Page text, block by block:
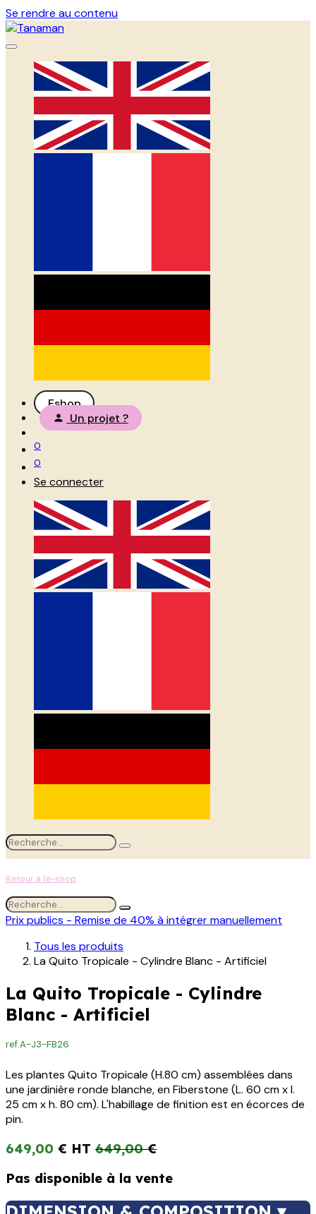
Se rendre au contenu
Eshop
Un projet ?
0
0
Se connecter
Retour à l'e-shop
Prix publics - Remise de 40% à intégrer manuellement
Tous les produits
La Quito Tropicale - Cylindre Blanc - Artificiel
La Quito Tropicale - Cylindre
Blanc - Artificiel
ref.A-J3-FB26
Les plantes Quito Tropicale (H.80 cm) assemblées dans
une jardinière ronde blanche, en Fiberstone (L. 60 cm x l.
25 cm x h. 80 cm). L'habillage de finition est en écorces de
pin.
649,00 € 649,00€
Pas disponible à la vente